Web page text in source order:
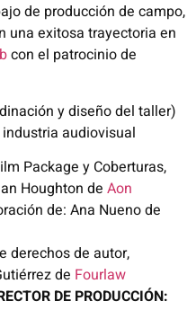
de producción de campo,
una exitosa trayectoria en
con el patrocinio de
y diseño del taller)
audiovisual
Package y Coberturas,
Houghton de Aon
de: Ana Nueno de
derechos de autor,
de Fourlaw
DE PRODUCCIÓN: